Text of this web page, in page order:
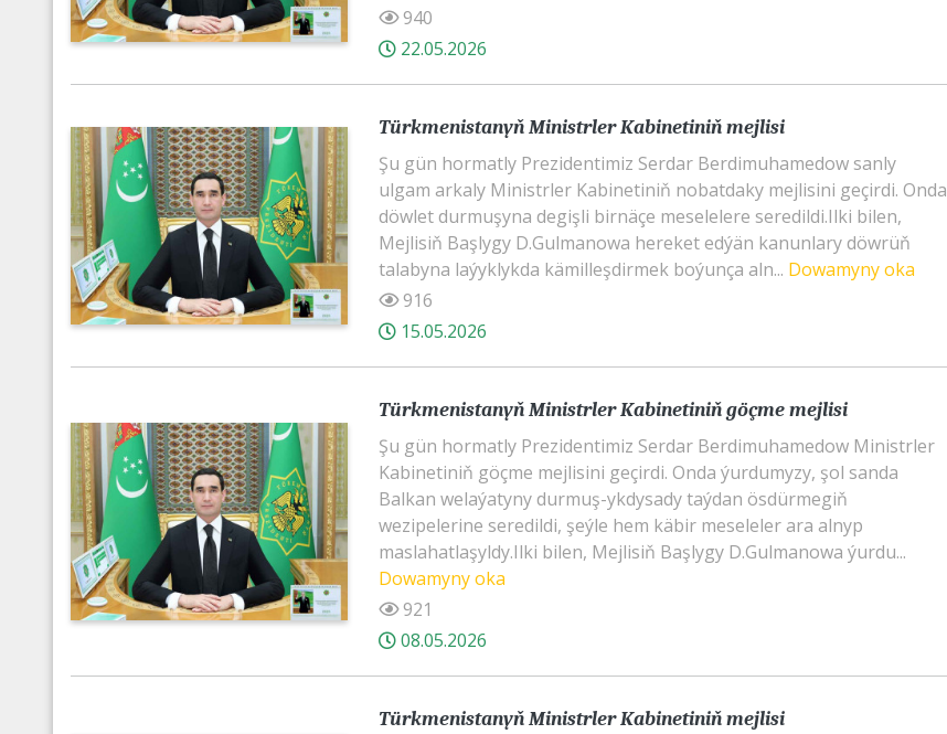
940
22.05.2026
Türkmenistanyň Ministrler Kabinetiniň mejlisi
Şu gün hormatly Prezidentimiz Serdar Berdimuhamedow sanly
ulgam arkaly Ministrler Kabinetiniň nobatdaky mejlisini geçirdi. Onda
döwlet durmuşyna degişli birnäçe meselelere seredildi.Ilki bilen,
Mejlisiň Başlygy D.Gulmanowa hereket edýän kanunlary döwrüň
talabyna laýyklykda kämilleşdirmek boýunça aln... Dowamyny oka
916
15.05.2026
Türkmenistanyň Ministrler Kabinetiniň göçme mejlisi
Şu gün hormatly Prezidentimiz Serdar Berdimuhamedow Ministrler
Kabinetiniň göçme mejlisini geçirdi. Onda ýurdumyzy, şol sanda
Balkan welaýatyny durmuş-ykdysady taýdan ösdürmegiň
wezipelerine seredildi, şeýle hem käbir meseleler ara alnyp
maslahatlaşyldy.Ilki bilen, Mejlisiň Başlygy D.Gulmanowa ýurdu...
Dowamyny oka
921
08.05.2026
Türkmenistanyň Ministrler Kabinetiniň mejlisi